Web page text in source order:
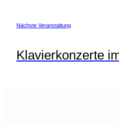
Nächste Veranstaltung
Klavierkonzerte